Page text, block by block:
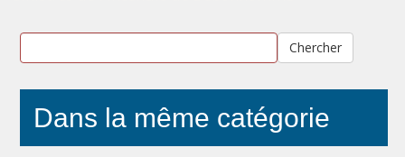
Chercher
Dans la même catégorie